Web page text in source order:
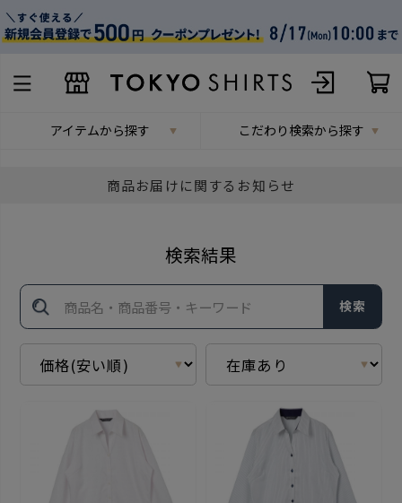
アイテムから探す こだわり検索から探す
商品お届けに関するお知らせ
検索結果
検索